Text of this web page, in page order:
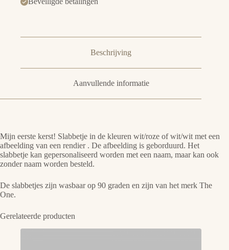
Beschrijving
Aanvullende informatie
Mijn eerste kerst! Slabbetje in de kleuren wit/roze of wit/wit met een
afbeelding van een rendier . De afbeelding is geborduurd. Het
slabbetje kan gepersonaliseerd worden met een naam, maar kan ook
zonder naam worden besteld.
De slabbetjes zijn wasbaar op 90 graden en zijn van het merk The
One.
Gerelateerde producten